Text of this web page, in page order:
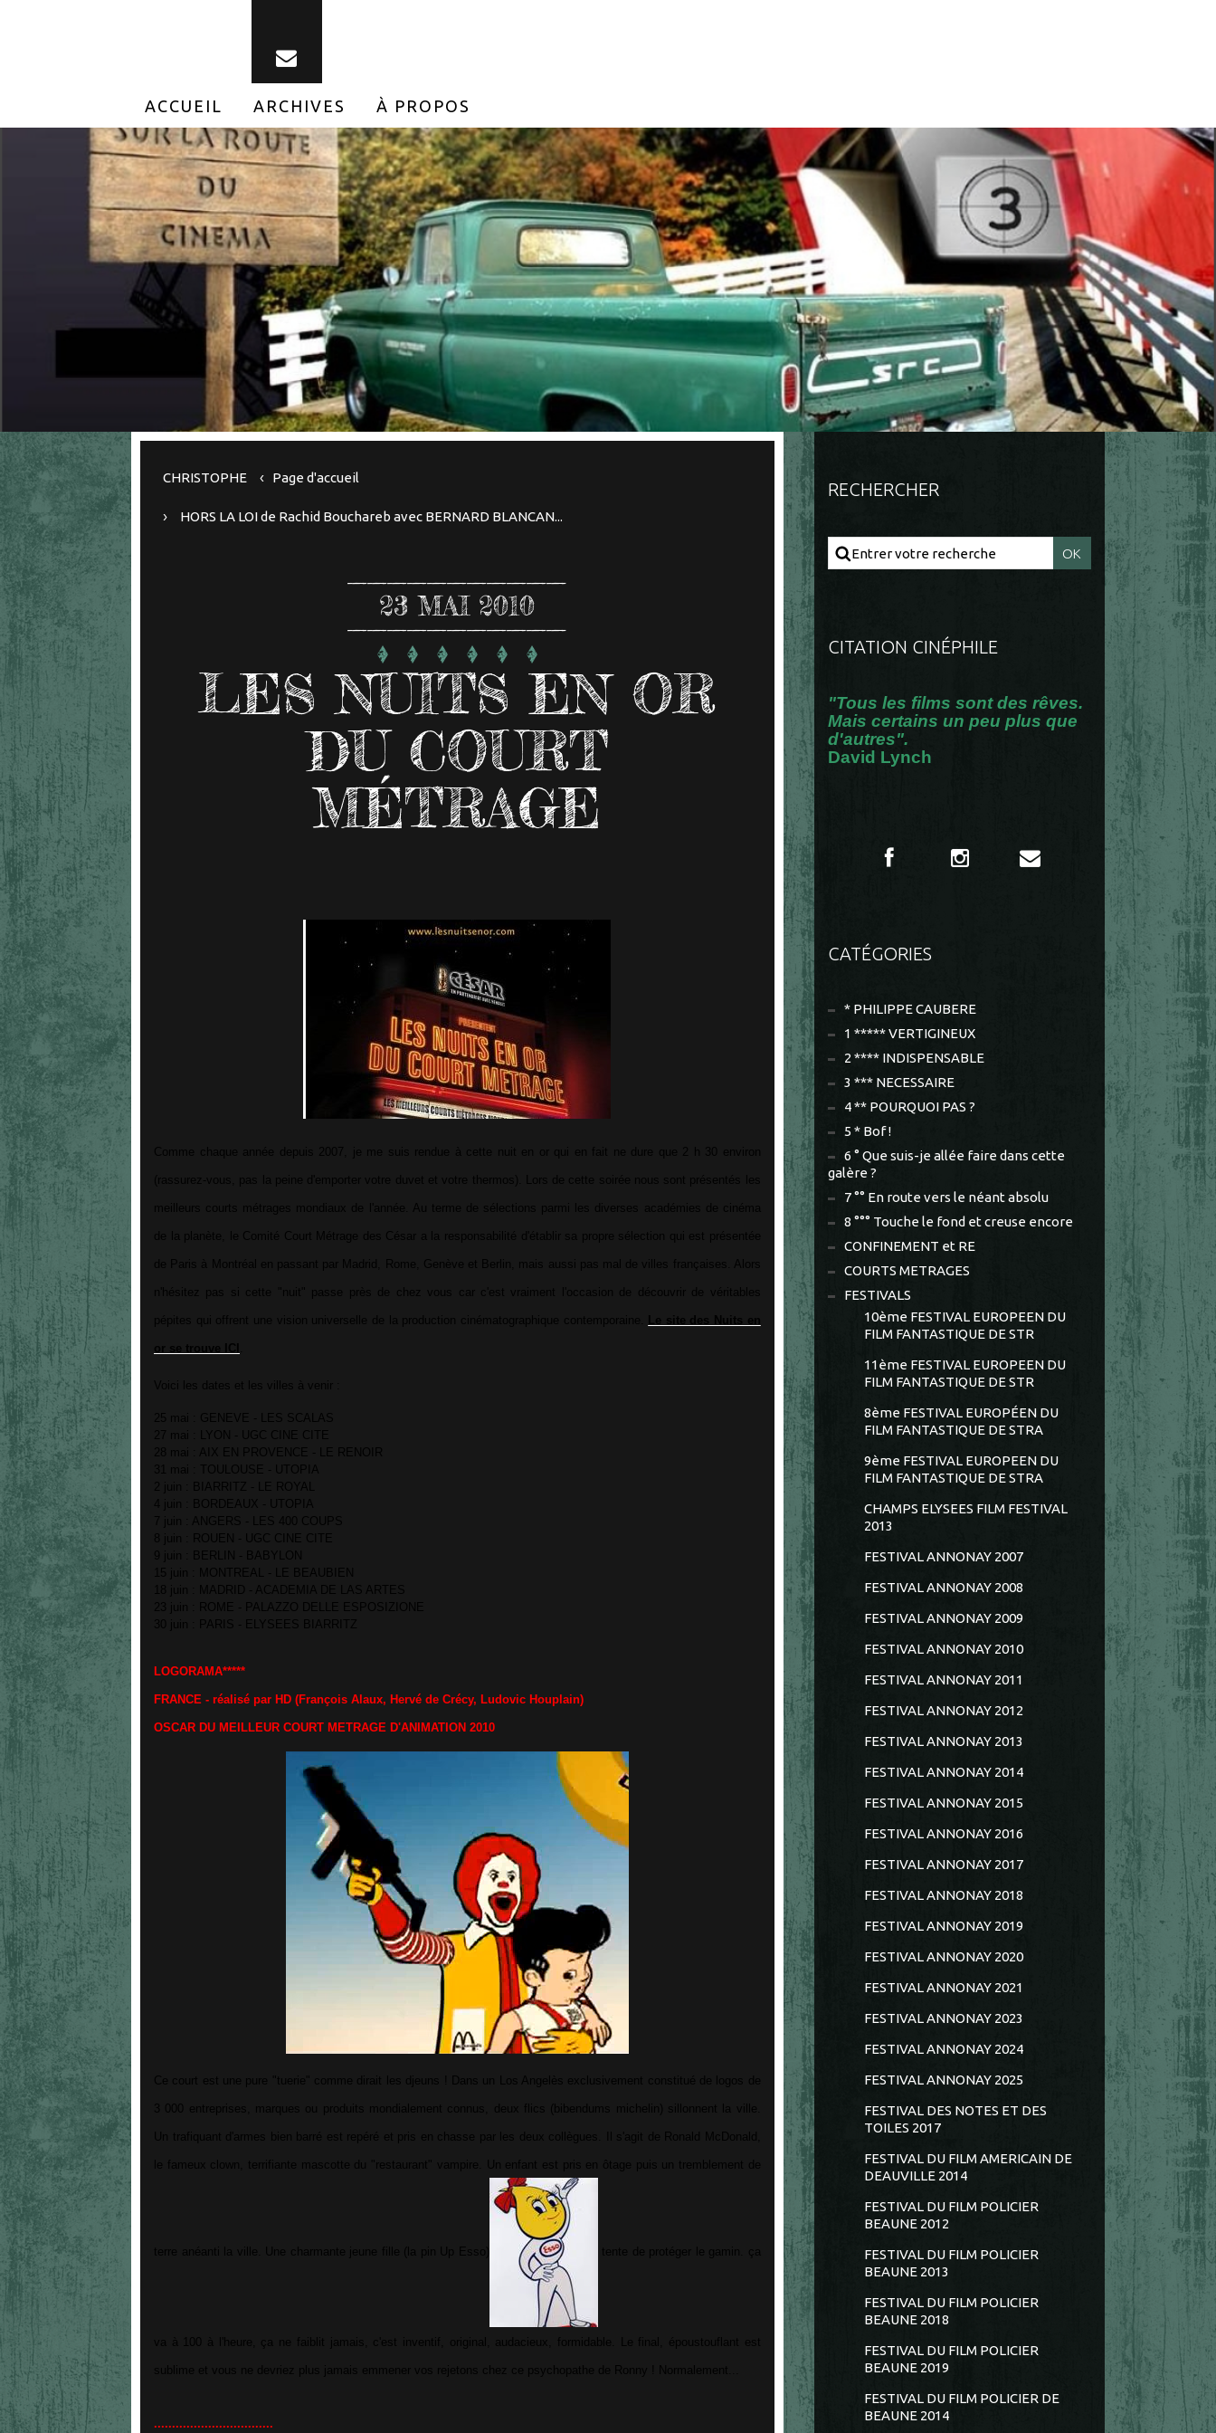
ACCUEIL ARCHIVES À PROPOS
CHRISTOPHE Page d'accueil
HORS LA LOI de Rachid Bouchareb avec BERNARD BLANCAN...
23 MAI 2010
LES NUITS EN OR
DU COURT
MÉTRAGE
LOGORAMA*****
FRANCE - réalisé par HD (François Alaux, Hervé de Crécy, Ludovic Houplain)
OSCAR DU MEILLEUR COURT METRAGE D'ANIMATION 2010
.................................
RECHERCHER
CITATION CINÉPHILE
"Tous les films sont des rêves.
Mais certains un peu plus que
d'autres".
David Lynch
CATÉGORIES
* PHILIPPE CAUBERE
1 ***** VERTIGINEUX
2 **** INDISPENSABLE
3 *** NECESSAIRE
4 ** POURQUOI PAS ?
5 * Bof !
6 ° Que suis-je allée faire dans cette
galère ?
7 °° En route vers le néant absolu
8 °°° Touche le fond et creuse encore
CONFINEMENT et RE
COURTS METRAGES
FESTIVALS
10ème FESTIVAL EUROPEEN DU
FILM FANTASTIQUE DE STR
11ème FESTIVAL EUROPEEN DU
FILM FANTASTIQUE DE STR
8ème FESTIVAL EUROPÉEN DU
FILM FANTASTIQUE DE STRA
9ème FESTIVAL EUROPEEN DU
FILM FANTASTIQUE DE STRA
CHAMPS ELYSEES FILM FESTIVAL
2013
FESTIVAL ANNONAY 2007
FESTIVAL ANNONAY 2008
FESTIVAL ANNONAY 2009
FESTIVAL ANNONAY 2010
FESTIVAL ANNONAY 2011
FESTIVAL ANNONAY 2012
FESTIVAL ANNONAY 2013
FESTIVAL ANNONAY 2014
FESTIVAL ANNONAY 2015
FESTIVAL ANNONAY 2016
FESTIVAL ANNONAY 2017
FESTIVAL ANNONAY 2018
FESTIVAL ANNONAY 2019
FESTIVAL ANNONAY 2020
FESTIVAL ANNONAY 2021
FESTIVAL ANNONAY 2023
FESTIVAL ANNONAY 2024
FESTIVAL ANNONAY 2025
FESTIVAL DES NOTES ET DES
TOILES 2017
FESTIVAL DU FILM AMERICAIN DE
DEAUVILLE 2014
FESTIVAL DU FILM POLICIER
BEAUNE 2012
FESTIVAL DU FILM POLICIER
BEAUNE 2013
FESTIVAL DU FILM POLICIER
BEAUNE 2018
FESTIVAL DU FILM POLICIER
BEAUNE 2019
FESTIVAL DU FILM POLICIER DE
BEAUNE 2014